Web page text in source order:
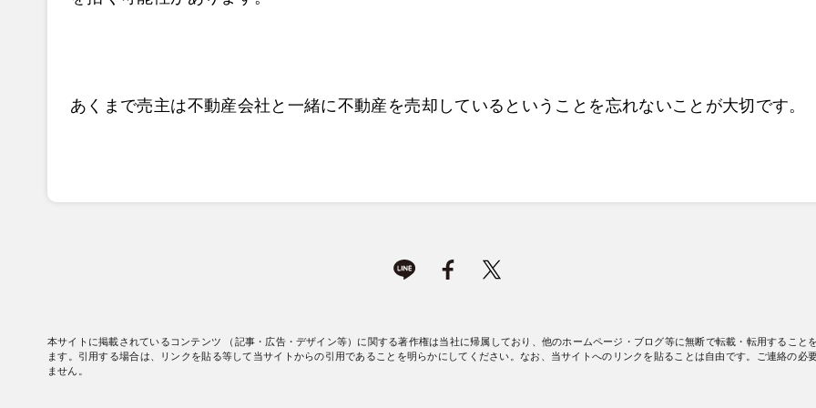
あくまで売主は不動産会社と一緒に不動産を売却しているということを忘れないことが大切です。
本サイトに掲載されているコンテンツ （記事・広告・デザイン等）に関する著作権は当社に帰属しており、他のホームページ・ブログ等に無断で転載・転用すること
ます。引用する場合は、リンクを貼る等して当サイトからの引用であることを明らかにしてください。なお、当サイトへのリンクを貼ることは自由です。ご連絡の必
ません。